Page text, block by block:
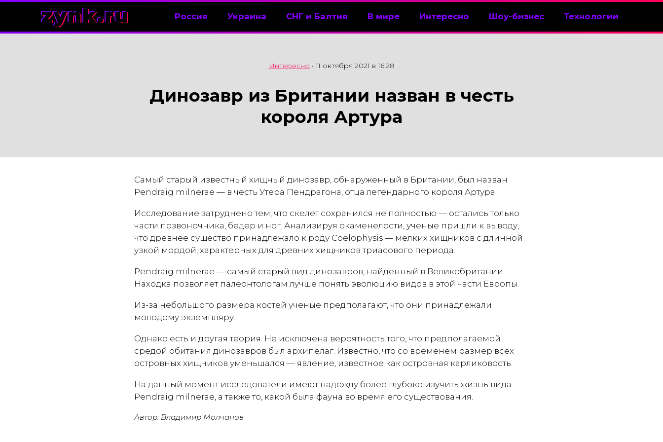
zynk.ru Россия Украина СНГ и Балтия В мире Интересно Шоу-бизнес Технологии
Интересно •11 октября 2021 в 16:28
Динозавр из Британии назван в честь
короля Артура
Самый старый известный хищный динозавр, обнаруженный в Британии, был назван
Pendraig milnerae — в честь Утера Пендрагона, отца легендарного короля Артура.
Исследование затруднено тем, что скелет сохранился не полностью — остались только
части позвоночника, бедер и ног. Анализируя окаменелости, ученые пришли к выводу,
что древнее существо принадлежало к роду Coelophysis — мелких хищников с длинной
узкой мордой, характерных для древних хищников триасового периода.
Pendraig milnerae — самый старый вид динозавров, найденный в Великобритании.
Находка позволяет палеонтологам лучше понять эволюцию видов в этой части Европы.
Из-за небольшого размера костей ученые предполагают, что они принадлежали
молодому экземпляру.
Однако есть и другая теория. Не исключена вероятность того, что предполагаемой
средой обитания динозавров был архипелаг. Известно, что со временем размер всех
островных хищников уменьшался — явление, известное как островная карликовость.
На данный момент исследователи имеют надежду более глубоко изучить жизнь вида
Pendraig milnerae, а также то, какой была фауна во время его существования.
Автор: Владимир Молчанов